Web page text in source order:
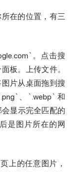
在的位置，有三
。点击搜
板。上传文件。
片从桌面拖到搜
、`.webp` 和
显示完全匹配的
是图片所在的网
上的任意图片，